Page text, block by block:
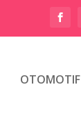
OTOMOTIF